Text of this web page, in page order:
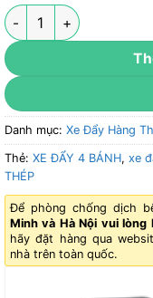
Xe đẩy hàng khung
Danh mục: Xe Đẩy Hàng
Thẻ: XE ĐẨY 4 BÁNH, xe
THÉP
Để phòng chống dịch
Minh và Hà Nội vui
hãy đặt hàng qua
nhà trên toàn quốc.